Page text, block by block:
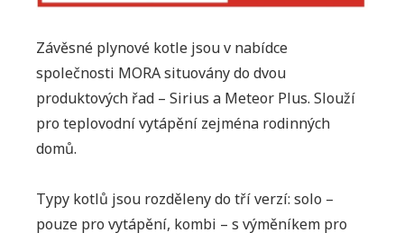
Závěsné plynové kotle jsou v nabídce
společnosti MORA situovány do dvou
produktových řad – Sirius a Meteor Plus. Slouží
pro teplovodní vytápění zejména rodinných
domů.
Typy kotlů jsou rozděleny do tří verzí: solo –
pouze pro vytápění, kombi – s výměníkem pro